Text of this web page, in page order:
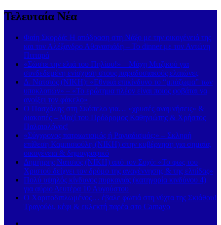
Τελευταία Νέα
Φαίη Σκορδά: Η απόδραση στη Νάξο με την οικογένειά της
και τον Αλέξανδρο Αθανασιάδη – Το dinner με τον Αντώνη
Πιτταρά
«Σώστε την ελιά του Πηλίου!» – Μάχη Μιτζικού για
συνδεδεμένη ενίσχυση στους παραδοσιακούς ελαιώνες
Δ. Νατσιός (ΝΙΚΗ): «Εθνικά επικίνδυνο το “μπάζωμα” των
υποκλοπών» – «Το ερώτημα πλέον είναι ποιος φοβάται να
ανοίξει τον φάκελο»
Ο Πασχάλης στη Σκόπελο για… «χρυσές αναμνήσεις» &
διακοπές – Μαζί του Πρόδρομος Καθηνιώτης & Χρήστος
Παλαιολόγος!
«Σύγχρονος πατριωτισμός ή Ραγιαδισμός;» – Σκληρή
επίθεση Καμπισιούλη (ΝΙΚΗ) στην κυβέρνηση για σημαία,
οικογένεια & δημογραφικό
Δημήτρης Νατσιός (ΝΙΚΗ) από τον Σοχό: «Το φως του
Χριστού δείχνει τον δρόμο της αναγέννησης & της ελπίδας»
Πολύ υψηλός κίνδυνος πυρκαγιάς (κατηγορία κινδύνου 4)
για αύριο Δευτέρα 10 Αυγούστου
Ο Χαριτοδιπλωμένος… έβαλε φωτιά στη νύχτα της Σκιάθου!
Τραγούδι, κέφι & εκλεκτή παρέα στο Carnayo